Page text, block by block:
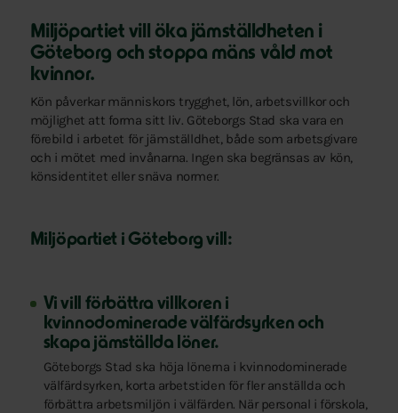
Miljöpartiet vill öka jämställdheten i
Göteborg och stoppa mäns våld mot
kvinnor.
Kön påverkar människors trygghet, lön, arbetsvillkor och
möjlighet att forma sitt liv. Göteborgs Stad ska vara en
förebild i arbetet för jämställdhet, både som arbetsgivare
och i mötet med invånarna. Ingen ska begränsas av kön,
könsidentitet eller snäva normer.
Miljöpartiet i Göteborg vill:
Vi vill förbättra villkoren i
kvinnodominerade välfärdsyrken och
skapa jämställda löner.
Göteborgs Stad ska höja lönerna i kvinnodominerade
välfärdsyrken, korta arbetstiden för fler anställda och
förbättra arbetsmiljön i välfärden. När personal i förskola,